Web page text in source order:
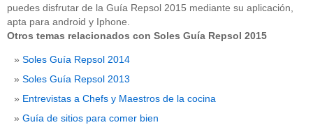
puedes disfrutar de la Guía Repsol 2015 mediante su aplicación,
apta para android y Iphone.
Otros temas relacionados con Soles Guía Repsol 2015
Soles Guía Repsol 2014
Soles Guía Repsol 2013
Entrevistas a Chefs y Maestros de la cocina
Guía de sitios para comer bien